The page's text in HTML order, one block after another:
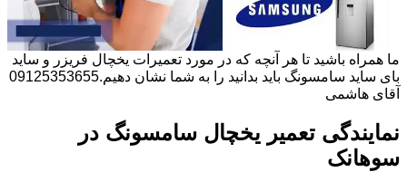
ما همراه باشید تا هر آنچه که در مورد تعمیرات یخچال فریزر و ساید
بای ساید سامسونگ باید بدانید را به شما نشان دهیم.09125353655
آقای هاشمی
نمایندگی تعمیر یخچال سامسونگ در
سوهانک